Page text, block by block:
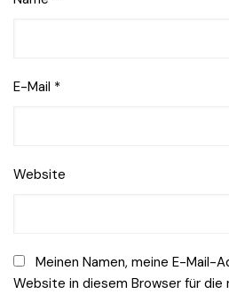
E-Mail *
Website
Meinen Namen, meine E-Mail-
Website in diesem Browser für